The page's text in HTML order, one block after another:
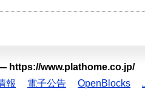
https://www.plathome.co.jp/
報 電子公告 OpenBlocks